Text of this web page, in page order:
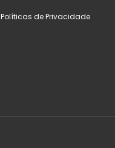
Políticas de Privacidade